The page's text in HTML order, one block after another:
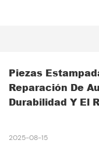
Piezas
Reparación De
Durabilidad Y El
2025-08-15